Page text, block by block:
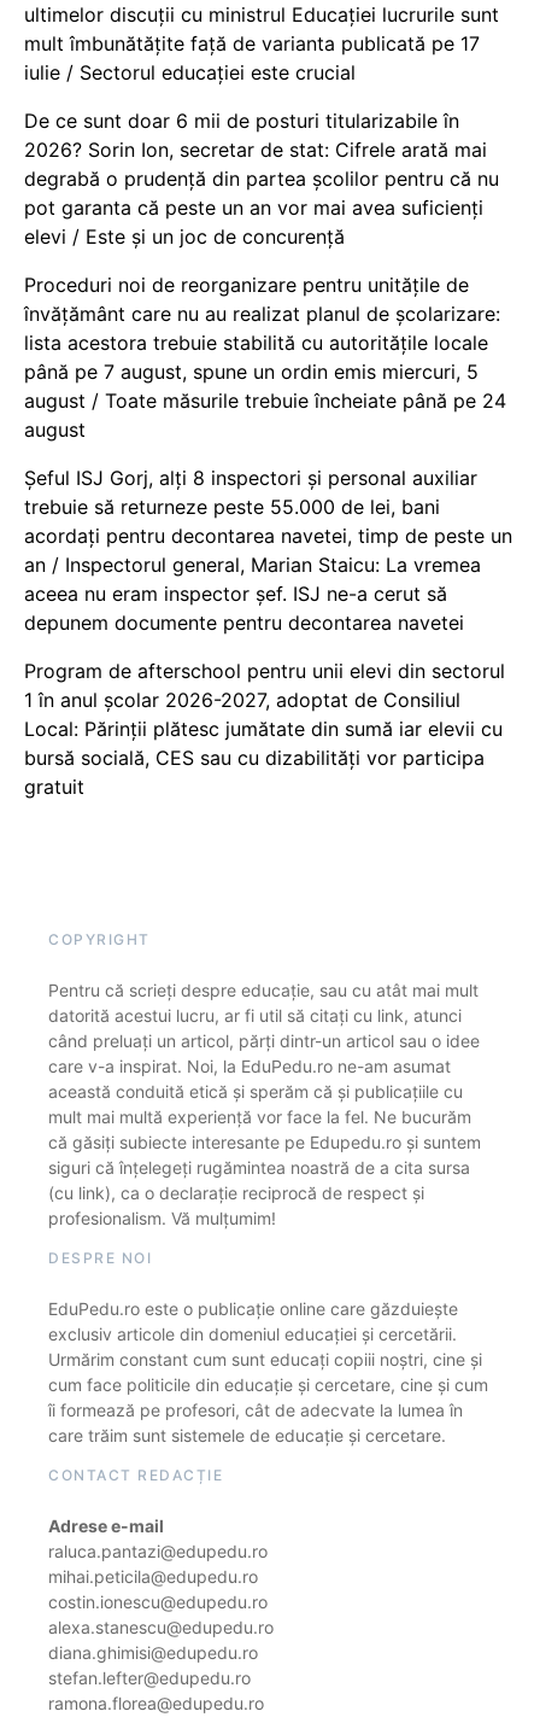
ultimelor discuții cu ministrul Educației lucrurile sunt
mult îmbunătățite față de varianta publicată pe 17
iulie / Sectorul educației este crucial
De ce sunt doar 6 mii de posturi titularizabile în
2026? Sorin Ion, secretar de stat: Cifrele arată mai
degrabă o prudență din partea școlilor pentru că nu
pot garanta că peste un an vor mai avea suficienți
elevi / Este și un joc de concurență
Proceduri noi de reorganizare pentru unitățile de
învățământ care nu au realizat planul de școlarizare:
lista acestora trebuie stabilită cu autoritățile locale
până pe 7 august, spune un ordin emis miercuri, 5
august / Toate măsurile trebuie încheiate până pe 24
august
Șeful ISJ Gorj, alți 8 inspectori și personal auxiliar
trebuie să returneze peste 55.000 de lei, bani
acordați pentru decontarea navetei, timp de peste un
an / Inspectorul general, Marian Staicu: La vremea
aceea nu eram inspector șef. ISJ ne-a cerut să
depunem documente pentru decontarea navetei
Program de afterschool pentru unii elevi din sectorul
1 în anul școlar 2026-2027, adoptat de Consiliul
Local: Părinții plătesc jumătate din sumă iar elevii cu
bursă socială, CES sau cu dizabilităţi vor participa
gratuit
COPYRIGHT
Pentru că scrieți despre educație, sau cu atât mai mult
datorită acestui lucru, ar fi util să citați cu link, atunci
când preluați un articol, părți dintr-un articol sau o idee
care v-a inspirat. Noi, la EduPedu.ro ne-am asumat
această conduită etică și sperăm că și publicațiile cu
mult mai multă experiență vor face la fel. Ne bucurăm
că găsiți subiecte interesante pe Edupedu.ro și suntem
siguri că înțelegeți rugămintea noastră de a cita sursa
(cu link), ca o declarație reciprocă de respect și
profesionalism. Vă mulțumim!
DESPRE NOI
EduPedu.ro este o publicație online care găzduiește
exclusiv articole din domeniul educației și cercetării.
Urmărim constant cum sunt educați copiii noștri, cine și
cum face politicile din educație și cercetare, cine și cum
îi formează pe profesori, cât de adecvate la lumea în
care trăim sunt sistemele de educație și cercetare.
CONTACT REDACȚIE
Adrese e-mail
raluca.pantazi@edupedu.ro
mihai.peticila@edupedu.ro
costin.ionescu@edupedu.ro
alexa.stanescu@edupedu.ro
diana.ghimisi@edupedu.ro
stefan.lefter@edupedu.ro
ramona.florea@edupedu.ro